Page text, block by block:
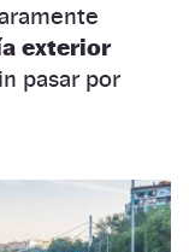
exterior
pasar por